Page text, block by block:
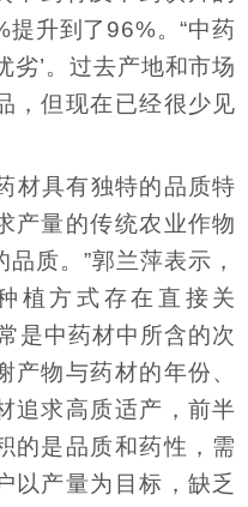
升到了96%。“中药
劣’。过去产地和市场
，但现在已经很少见
材具有独特的品质特
产量的传统农业作物
质。”郭兰萍表示，
植方式存在直接关
是中药材中所含的次
物与药材的年份、
追求高质适产，前半
的是品质和药性，需
以产量为目标，缺乏